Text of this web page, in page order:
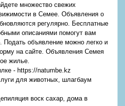
множество свежих
в Семее. Объявления о
регулярно. Бесплатные
описаниями помогут вам
Подать объявление можно легко и
на сайте. Объявления Семея
жилье.
- https://natumbe.kz
для животных, шлагбаум
воск сахар, дома в